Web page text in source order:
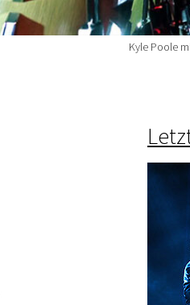
Kyle Poole